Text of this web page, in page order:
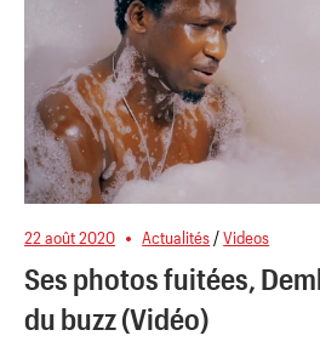
22 août 2020 Actualités /Videos
Ses photos fuitées,
du buzz (Vidéo)